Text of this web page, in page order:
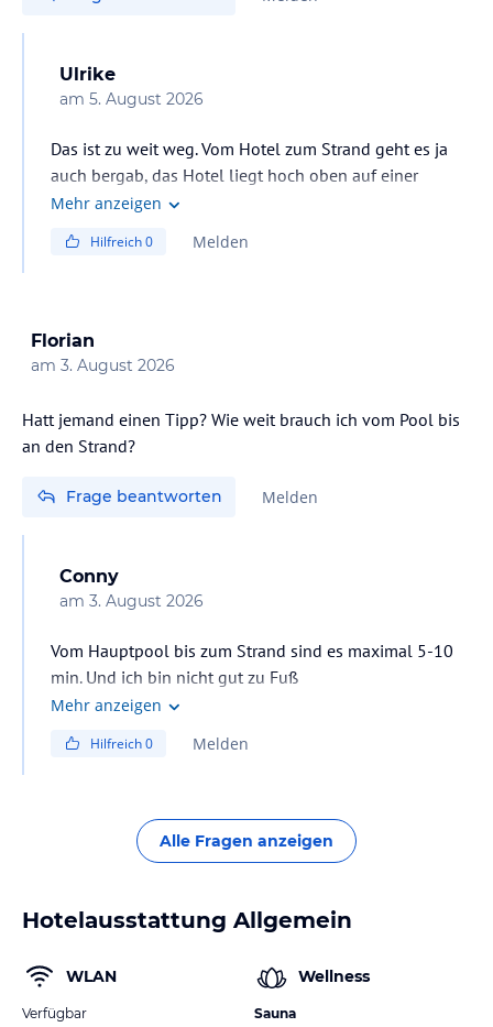
Ulrike
am 5. August 2026
Das ist zu weit weg. Vom Hotel zum Strand geht es ja
auch bergab, das Hotel liegt hoch oben auf einer
Klippe. Mal ganz abgesehen davon, denke ich, dass das
Hotel, sondern ist öffentlich. Wir waren im H 10 Tindaya
tagsüber immer mal hoch ins Hotel an die Poolbar, und
haben dort gemütlich was getrunken, und danach
Mehr anzeigen
Hilfreich0 Melden
Florian
am 3. August 2026
Hatt jemand einen Tipp? Wie weit brauch ich vom Pool bis
an den Strand?
Frage beantworten Melden
Conny
am 3. August 2026
Vom Hauptpool bis zum Strand sind es maximal 5-10
min. Und ich bin nicht gut zu Fuß
Er ist durch die Anlage und anschließend über eine
Mehr anzeigen
Hilfreich0 Melden
Alle Fragen anzeigen
Hotelausstattung Allgemein
WLAN
Verfügbar
Wellness
Sauna